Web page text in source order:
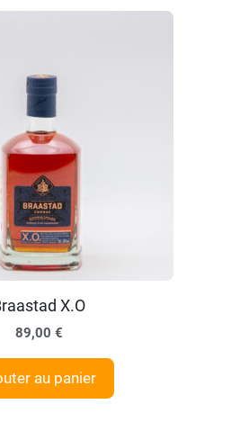
X.O
89,00 €
au panier